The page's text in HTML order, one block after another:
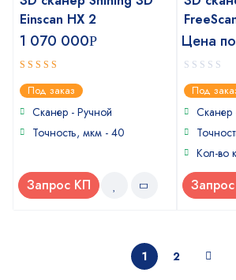
Einscan HX 2
1 070 000Р
5out of 5
Под заказ
Сканер - Ручной
Точность, мкм - 40
Запрос КП
Цена
0
out
of
Под
Сканер
Кол-во
1 2